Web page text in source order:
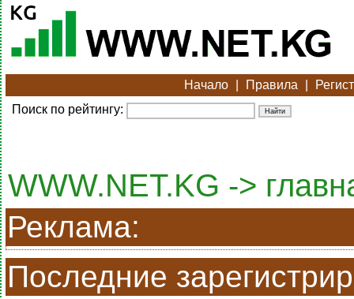
Начало Правила
Поиск по рейтингу:
WWW.NET.KG ->
Реклама:
Последние